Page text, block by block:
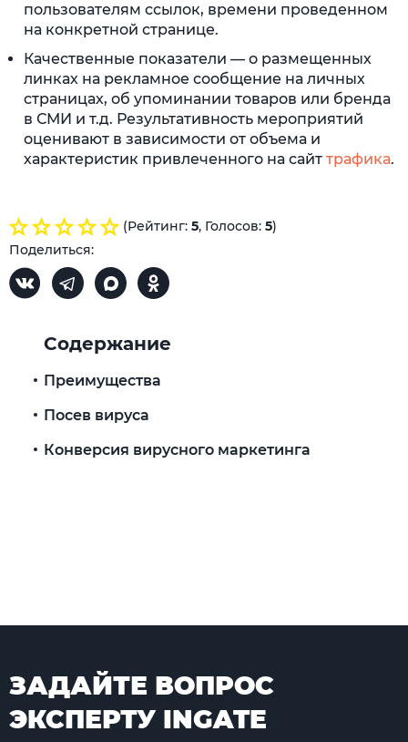
пользователям ссылок, времени проведенном
на конкретной странице.
Качественные показатели — о размещенных
линках на рекламное сообщение на личных
страницах, об упоминании товаров или бренда
в СМИ и т.д. Результативность мероприятий
оценивают в зависимости от объема и
характеристик привлеченного на сайт трафика.
(Рейтинг: 5, Голосов: 5)
Поделиться:
Содержание
Преимущества
Посев вируса
Конверсия вирусного маркетинга
ЗАДАЙТЕ ВОПРОС
ЭКСПЕРТУ INGATE